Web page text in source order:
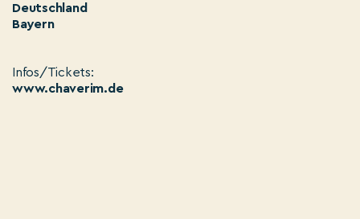
Deutschland
Bayern
Infos/Tickets:
www.chaverim.de